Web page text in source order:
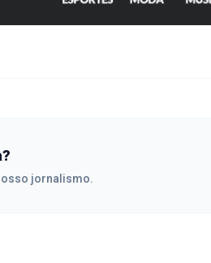
jornalismo.